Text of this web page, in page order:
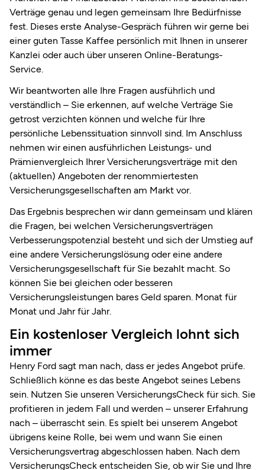
Verträge genau und legen gemeinsam Ihre Bedürfnisse
fest. Dieses erste Analyse-Gespräch führen wir gerne bei
einer guten Tasse Kaffee persönlich mit Ihnen in unserer
Kanzlei oder auch über unseren Online-Beratungs-
Service.
Wir beantworten alle Ihre Fragen ausführlich und
verständlich – Sie erkennen, auf welche Verträge Sie
getrost verzichten können und welche für Ihre
persönliche Lebenssituation sinnvoll sind. Im Anschluss
nehmen wir einen ausführlichen Leistungs- und
Prämienvergleich Ihrer Versicherungs­verträge mit den
(aktuellen) Angeboten der renommier­testen
Versicherungsgesellschaften am Markt vor.
Das Ergebnis besprechen wir dann gemeinsam und klären
die Fragen, bei welchen Versicherungsverträgen
Verbes­serungs­potenzial besteht und sich der Umstieg auf
eine andere Versicherungslösung oder eine andere
Versich­erungsgesellschaft für Sie bezahlt macht. So
können Sie bei gleichen oder besseren
Versicherungsleistungen bares Geld sparen. Monat für
Monat und Jahr für Jahr.
Ein kostenloser Vergleich lohnt sich
immer
Henry Ford sagt man nach, dass er jedes Angebot prüfe.
Schließlich könne es das beste Angebot seines Lebens
sein. Nutzen Sie unseren VersicherungsCheck für sich. Sie
profitieren in jedem Fall und werden – unserer Erfahrung
nach – überrascht sein. Es spielt bei unserem Angebot
übrigens keine Rolle, bei wem und wann Sie einen
Versich­erungsvertrag abgeschlossen haben. Nach dem
VersicherungsCheck entscheiden Sie, ob wir Sie und Ihre